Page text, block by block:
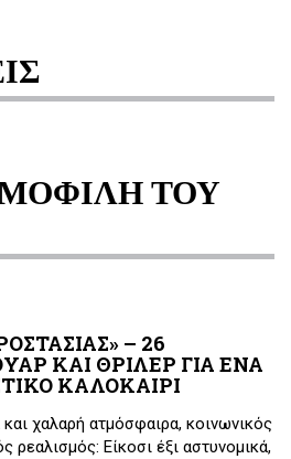
ΤΟΥ
– 26
ΚΑΙ ΘΡΙΛΕΡ ΓΙΑ ΕΝΑ
ΚΑΛΟΚΑΙΡΙ
χαλαρή ατμόσφαιρα, κοινωνικός
ρεαλισμός: Είκοσι έξι αστυνομικά,